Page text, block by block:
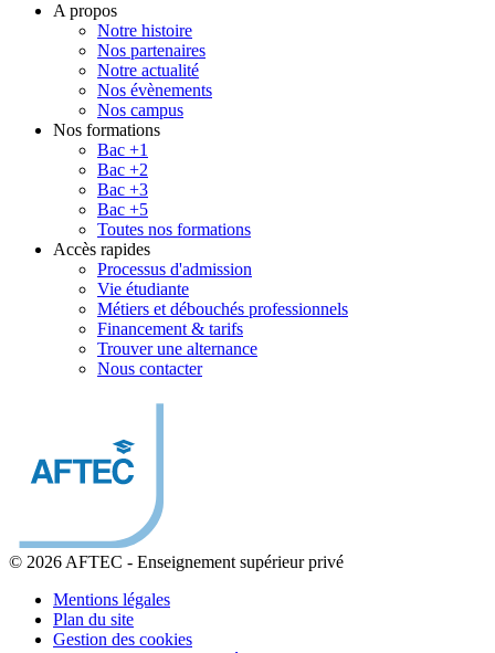
A propos
Notre histoire
Nos partenaires
Notre actualité
Nos évènements
Nos campus
Nos formations
Bac +1
Bac +2
Bac +3
Bac +5
Toutes nos formations
Accès rapides
Processus d'admission
Vie étudiante
Métiers et débouchés professionnels
Financement & tarifs
Trouver une alternance
Nous contacter
© 2026 AFTEC - Enseignement supérieur privé
Mentions légales
Plan du site
Gestion des cookies